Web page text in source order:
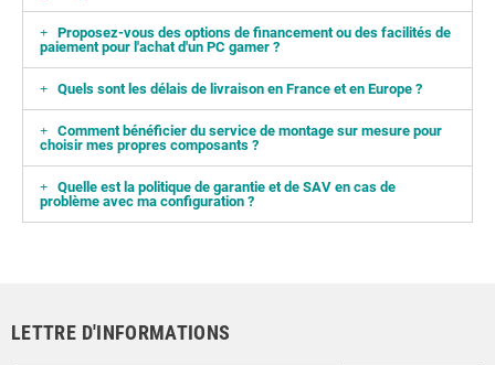
Proposez-vous des options de financement ou des facilités de
paiement pour l'achat d'un PC gamer ?
Quels sont les délais de livraison en France et en Europe ?
Comment bénéficier du service de montage sur mesure pour
choisir mes propres composants ?
Quelle est la politique de garantie et de SAV en cas de
problème avec ma configuration ?
LETTRE D'INFORMATIONS